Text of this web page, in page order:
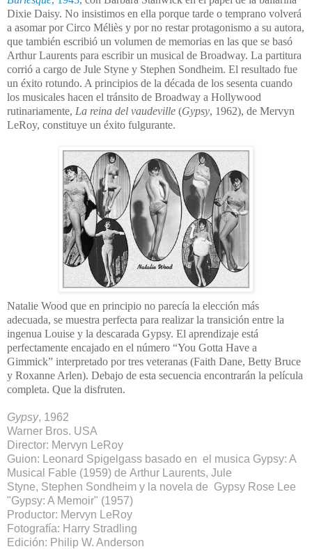
Dixie Daisy. No insistimos en ella porque tarde o temprano volverá
a asomar por Circo Méliès y por no restar protagonismo a su autora,
que también escribió un volumen de memorias en las que se basó
Arthur Laurents para escribir un musical de Broadway. La partitura
corrió a cargo de Jule Styne y Stephen Sondheim. El resultado fue
un éxito rotundo. A principios de la década de los sesenta cuando
los musicales hacen el tránsito de Broadway a Hollywood
rutinariamente, La reina del vaudeville (Gypsy, 1962), de Mervyn
LeRoy, constituye un éxito fulgurante.
Natalie Wood que en principio no parecía la elección más
adecuada, se muestra perfecta para realizar la transición entre la
ingenua Louise y la descarada Gypsy. El aprendizaje está
perfectamente encajado en el número “You Gotta Have a
Gimmick” interpretado por tres veteranas (Faith Dane, Betty Bruce
y Roxanne Arlen). Debajo de esta secuencia encontrarán la película
completa. Que la disfruten.
Gypsy, 1962
Warner Bros. USA
Director: Mervyn LeRoy
Guion: Leonard Spigelgass basado en el musica Gypsy: A
Musical Fable (1959) de Arthur Laurents, Jule
Styne, Stephen Sondheim y la novela de Gypsy Rose Lee
"Gypsy: A Memoir" (1957)
Productor: Mervyn LeRoy
Fotografía: Harry Stradling
Edición: Philip W. Anderson